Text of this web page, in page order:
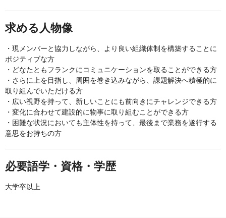
求める人物像
・現メンバーと協力しながら、より良い組織体制を構築することに
ポジティブな方
・どなたともフランクにコミュニケーションを取ることができる方
・さらに上を目指し、周囲を巻き込みながら、課題解決へ積極的に
取り組んでいただける方
・広い視野を持って、新しいことにも前向きにチャレンジできる方
・変化に合わせて建設的に物事に取り組むことができる方
・困難な状況においても主体性を持って、最後まで業務を遂行する
意思をお持ちの方
必要語学・資格・学歴
大学卒以上